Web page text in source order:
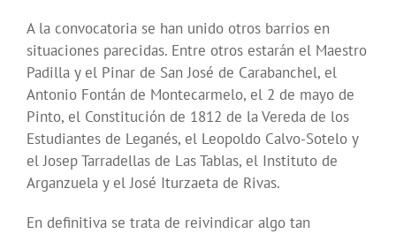
A la convocatoria se han unido otros barrios en
situaciones parecidas. Entre otros estarán el Maestro
Padilla y el Pinar de San José de Carabanchel, el
Antonio Fontán de Montecarmelo, el 2 de mayo de
Pinto, el Constitución de 1812 de la Vereda de los
Estudiantes de Leganés, el Leopoldo Calvo-Sotelo y
el Josep Tarradellas de Las Tablas, el Instituto de
Arganzuela y el José Iturzaeta de Rivas.
En definitiva se trata de reivindicar algo tan